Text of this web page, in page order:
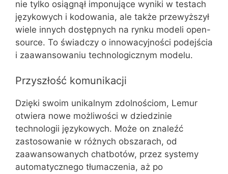
nie tylko osiągnął imponujące wyniki w testach
językowych i kodowania, ale także przewyższył
wiele innych dostępnych na rynku modeli open-
source. To świadczy o innowacyjności podejścia
i zaawansowaniu technologicznym modelu.
Przyszłość komunikacji
Dzięki swoim unikalnym zdolnościom, Lemur
otwiera nowe możliwości w dziedzinie
technologii językowych. Może on znaleźć
zastosowanie w różnych obszarach, od
zaawansowanych chatbotów, przez systemy
automatycznego tłumaczenia, aż po